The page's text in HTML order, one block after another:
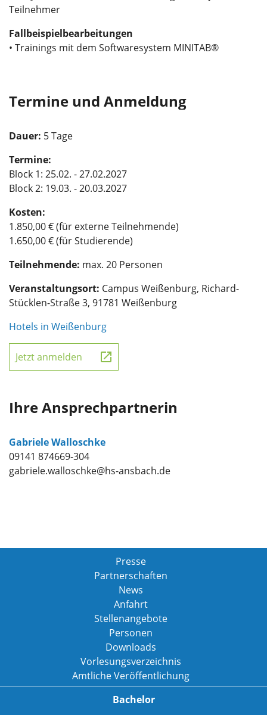
Teilnehmer
Fallbeispielbearbeitungen
• Trainings mit dem Softwaresystem MINITAB®
Termine und Anmeldung
Dauer: 5 Tage
Termine:
Block 1: 25.02. - 27.02.2027
Block 2: 19.03. - 20.03.2027
Kosten:
1.850,00 € (für externe Teilnehmende)
1.650,00 € (für Studierende)
Teilnehmende: max. 20 Personen
Veranstaltungsort: Campus Weißenburg, Richard-
Stücklen-Straße 3, 91781 Weißenburg
Hotels in Weißenburg
Jetzt anmelden
Ihre Ansprechpartnerin
Gabriele Walloschke
09141 874669-304
gabriele.walloschke@hs-ansbach.de
Presse
Partnerschaften
News
Anfahrt
Stellenangebote
Personen
Downloads
Vorlesungsverzeichnis
Amtliche Veröffentlichung
Bachelor